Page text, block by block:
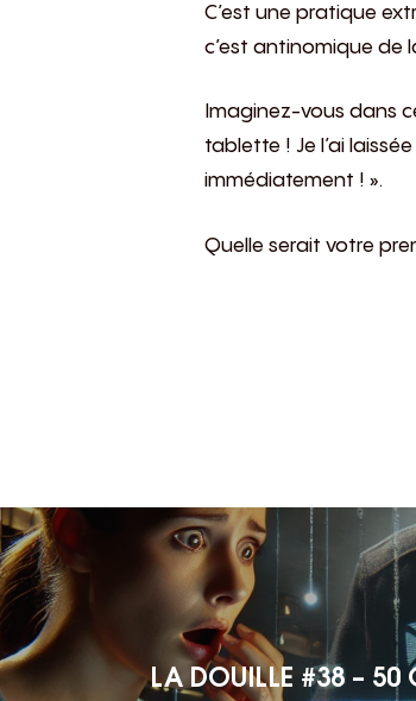
C’est une pratique
c’est antinomique de
Imaginez-vous dans
tablette ! Je l’ai
immédiatement ! ».
Quelle serait votre
LA DOUILLE #38 – 50